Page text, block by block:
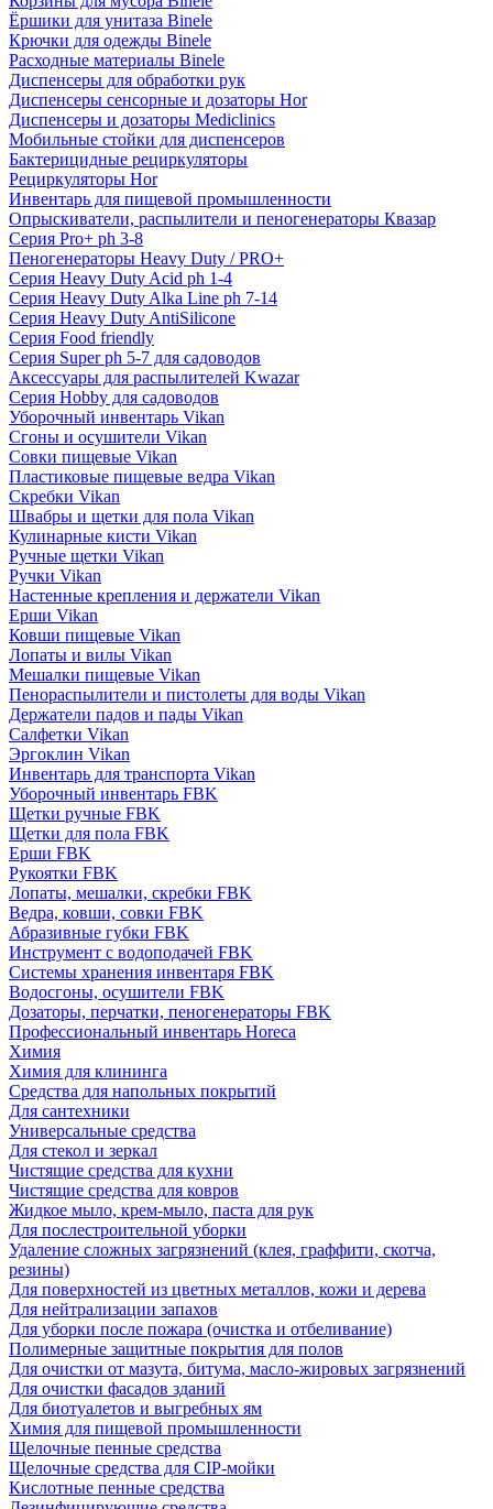
Ёршики для унитаза Binele
Крючки для одежды Binele
Расходные материалы Binele
Диспенсеры для обработки рук
Диспенсеры сенсорные и дозаторы Hor
Диспенсеры и дозаторы Mediclinics
Мобильные стойки для диспенсеров
Бактерицидные рециркуляторы
Рециркуляторы Hor
Инвентарь для пищевой промышленности
Опрыскиватели, распылители и пеногенераторы Квазар
Серия Pro+ ph 3-8
Пеногенераторы Heavy Duty / PRO+
Серия Heavy Duty Acid ph 1-4
Серия Heavy Duty Alka Line ph 7-14
Серия Heavy Duty AntiSilicone
Серия Food friendly
Серия Super ph 5-7 для садоводов
Аксессуары для распылителей Kwazar
Серия Hobby для садоводов
Уборочный инвентарь Vikan
Сгоны и осушители Vikan
Совки пищевые Vikan
Пластиковые пищевые ведра Vikan
Скребки Vikan
Швабры и щетки для пола Vikan
Кулинарные кисти Vikan
Ручные щетки Vikan
Ручки Vikan
Настенные крепления и держатели Vikan
Ерши Vikan
Ковши пищевые Vikan
Лопаты и вилы Vikan
Мешалки пищевые Vikan
Пенораспылители и пистолеты для воды Vikan
Держатели падов и пады Vikan
Салфетки Vikan
Эргоклин Vikan
Инвентарь для транспорта Vikan
Уборочный инвентарь FBK
Щетки ручные FBK
Щетки для пола FBK
Ерши FBK
Рукоятки FBK
Лопаты, мешалки, скребки FBK
Ведра, ковши, совки FBK
Абразивные губки FBK
Инструмент с водоподачей FBK
Системы хранения инвентаря FBK
Водосгоны, осушители FBK
Дозаторы, перчатки, пеногенераторы FBK
Профессиональный инвентарь Horeca
Химия
Химия для клининга
Средства для напольных покрытий
Для сантехники
Универсальные средства
Для стекол и зеркал
Чистящие средства для кухни
Чистящие средства для ковров
Жидкое мыло, крем-мыло, паста для рук
Для послестроительной уборки
Удаление сложных загрязнений (клея, граффити, скотча,
резины)
Для поверхностей из цветных металлов, кожи и дерева
Для нейтрализации запахов
Для уборки после пожара (очистка и отбеливание)
Полимерные защитные покрытия для полов
Для очистки от мазута, битума, масло-жировых загрязнений
Для очистки фасадов зданий
Для биотуалетов и выгребных ям
Химия для пищевой промышленности
Щелочные пенные средства
Щелочные средства для CIP-мойки
Кислотные пенные средства